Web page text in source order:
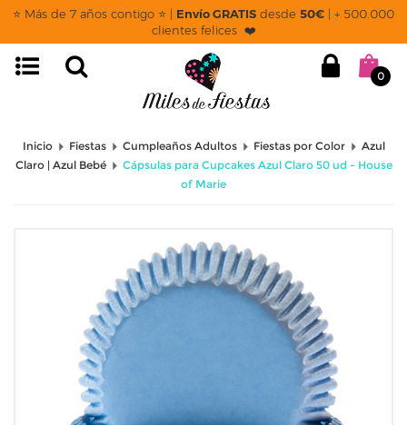
⭐ Más de 7 años contigo ⭐ | Envío GRATIS desde 50€ | + 500.000
clientes felices ❤️
0
Inicio Fiestas Cumpleaños Adultos Fiestas por Color
Azul
Claro | Azul Bebé
Cápsulas para Cupcakes Azul Claro 50 ud - House
of Marie